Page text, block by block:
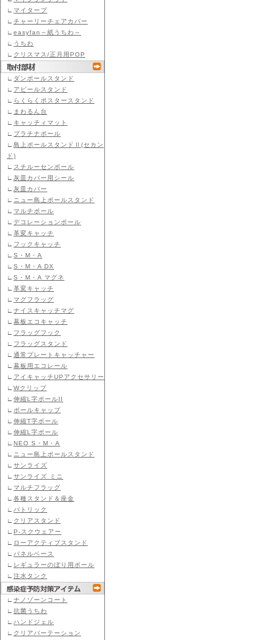
∟ マイタープ
∟ チャーリーチェアカバー
∟ easyfan～紙うちわ～
∟
うちわ
∟ クリスマス/正月用POP
∟ ダンポールスタンド
∟ アピールスタンド
∟ らくらくポスタースタンド
∟
まわるん台
∟ キャッチィマット
∟ プラチナポール
∟ 島上ポールスタンドⅡ(セカン
ド)
∟ スチルーセンポール
∟ 灰皿カバー用シール
∟ 灰皿カバー
∟
ニュー島上ポールスタンド
∟ マルチポール
∟ デコレーションポール
∟ 革変キャッチ
∟ フックキャッチ
∟ S・M・A
∟ S・M・A DX
∟ S・M・A マグネ
∟ 革変キャッチ
∟ マグフラッグ
∟ ナイスキャッチマグ
∟ 幕板エコキャッチ
∟ フラッグフック
∟ フラッグスタンド
∟ 通常プレートキャッチャー
∟ 幕板用エコレール
∟ アイキャッチUPアクセサリー
∟ Wクリップ
∟ 伸縮L字ポールII
∟ ポールキャップ
∟ 伸縮T字ポール
∟ 伸縮L字ポール
∟ NEO S・M・A
∟
ニュー島上ポールスタンド
∟ サンライズ
∟ サンライズ ミニ
∟ マルチフラッグ
∟ 各種スタンド＆座金
∟ パトリック
∟ クリアスタンド
∟ P-スクウェアー
∟
ローアクティブスタンド
∟ パネルベース
∟ レギュラーのぼり用ポール
∟ 注水タンク
∟ ナノゾーンコート
∟ 抗菌うちわ
∟ ハンドジェル
∟ クリアパーテーション